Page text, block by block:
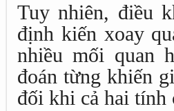
Tuy nhiên, điều
định kiến xoay
nhiều mối quan
đoán từng khiến
đối khi cả hai tính